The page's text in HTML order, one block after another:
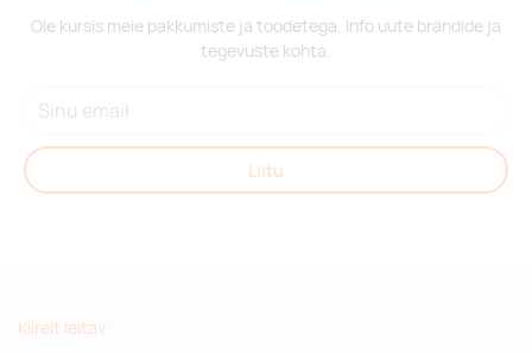
Ole kursis meie pakkumiste ja toodetega. Info uute brändide ja
tegevuste kohta.
Liitu
Kiirelt leitav